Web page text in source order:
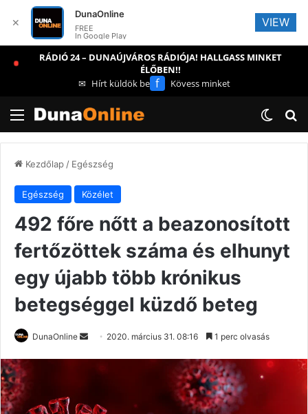
RÁDIÓ 24 – DUNAÚJVÁROS RÁDIÓJA! HALLGASS MINKET
ÉLŐBEN!!
✉ Hírt küldök be f Kövess minket
Menü
Kezdőlap/ Egészség
Egészség Közélet
492 főre nőtt a beazonosított
fertőzöttek száma és elhunyt
egy újabb több krónikus
betegséggel küzdő beteg
DunaOnline
Send 2020. március 31. 08:16 1 perc olvasás
✕
DunaOnline
FREE
In Google Play
VIEW